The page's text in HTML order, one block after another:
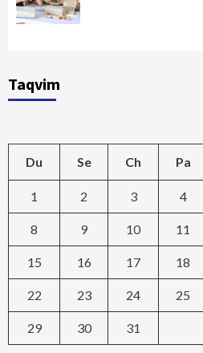
Taqvim
Du Se Ch Pa
1 2 3 4
8 9 10 11
15 16 17 18
22 23 24 25
29 30 31